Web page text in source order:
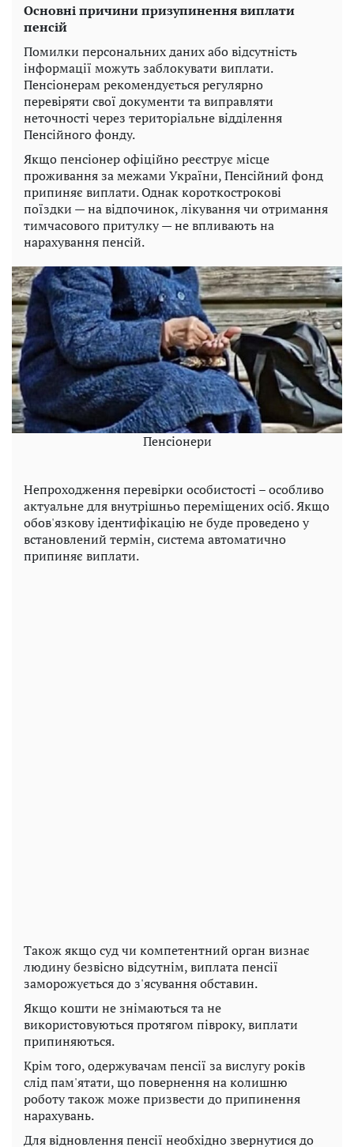
Основні причини призупинення виплати
пенсій
Помилки персональних даних або відсутність
інформації можуть заблокувати виплати.
Пенсіонерам рекомендується регулярно
перевіряти свої документи та виправляти
неточності через територіальне відділення
Пенсійного фонду.
Якщо пенсіонер офіційно реєструє місце
проживання за межами України, Пенсійний фонд
припиняє виплати. Однак короткострокові
поїздки — на відпочинок, лікування чи отримання
тимчасового притулку — не впливають на
нарахування пенсій.
Пенсіонери
Непроходження перевірки особистості – особливо
актуальне для внутрішньо переміщених осіб. Якщо
обов'язкову ідентифікацію не буде проведено у
встановлений термін, система автоматично
припиняє виплати.
Також якщо суд чи компетентний орган визнає
людину безвісно відсутнім, виплата пенсії
заморожується до з'ясування обставин.
Якщо кошти не знімаються та не
використовуються протягом півроку, виплати
припиняються.
Крім того, одержувачам пенсії за вислугу років
слід пам'ятати, що повернення на колишню
роботу також може призвести до припинення
нарахувань.
Для відновлення пенсії необхідно звернутися до